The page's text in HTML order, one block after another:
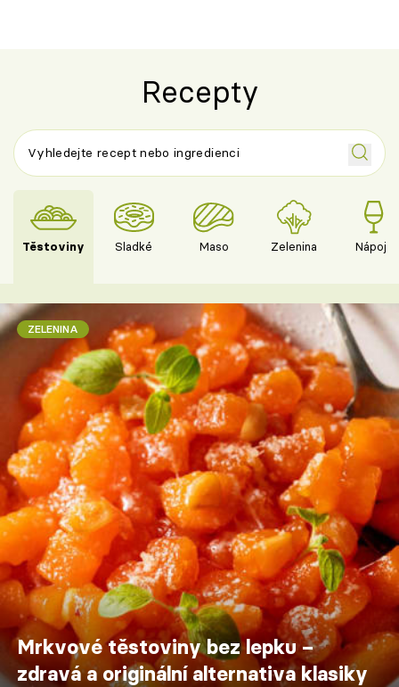
Recepty
Těstoviny Sladké Maso Zelenina Nápoje
ZELENINA
Mrkvové těstoviny bez lepku –
zdravá a originální alternativa klasiky